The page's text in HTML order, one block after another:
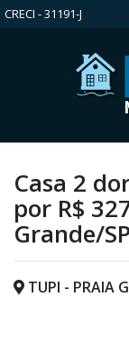
CRECI - 31191-J
Casa 2
por R$
Grande/SP
TUPI - PRAIA